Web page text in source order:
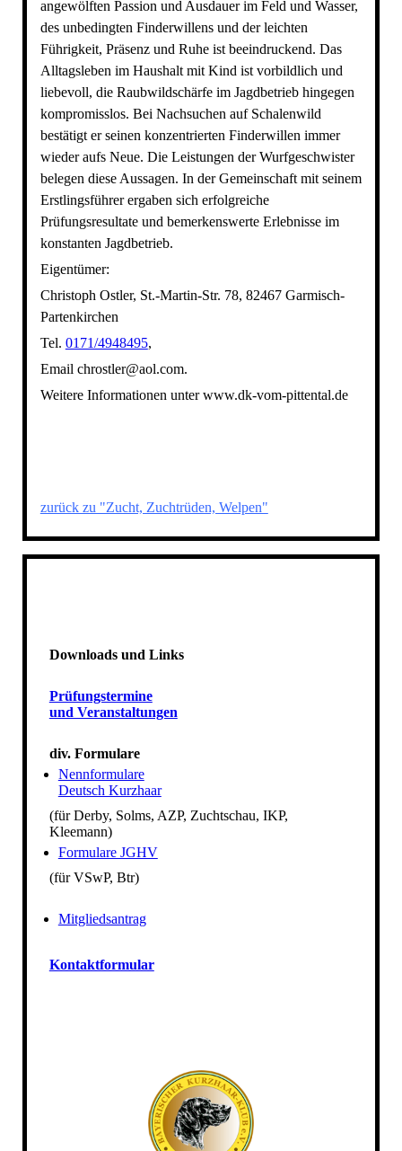
angewölften Passion und Ausdauer im Feld und Wasser,
des unbedingten Finderwillens und der leichten
Führigkeit, Präsenz und Ruhe ist beeindruckend. Das
Alltagsleben im Haushalt mit Kind ist vorbildlich und
liebevoll, die Raubwildschärfe im Jagdbetrieb hingegen
kompromisslos. Bei Nachsuchen auf Schalenwild
bestätigt er seinen konzentrierten Finderwillen immer
wieder aufs Neue. Die Leistungen der Wurfgeschwister
belegen diese Aussagen. In der Gemeinschaft mit seinem
Erstlingsführer ergaben sich erfolgreiche
Prüfungsresultate und bemerkenswerte Erlebnisse im
konstanten Jagdbetrieb.
Eigentümer:
Christoph Ostler, St.-Martin-Str. 78, 82467 Garmisch-
Partenkirchen
Tel. 0171/4948495,
Email chrostler@aol.com.
Weitere Informationen unter www.dk-vom-pittental.de
zurück zu "Zucht, Zuchtrüden, Welpen"
Downloads und Links
Prüfungstermine
und Veranstaltungen
div. Formulare
Nennformulare
Deutsch Kurzhaar
(für Derby, Solms, AZP, Zuchtschau, IKP,
Kleemann)
Formulare JGHV
(für VSwP, Btr)
Mitgliedsantrag
Kontaktformular